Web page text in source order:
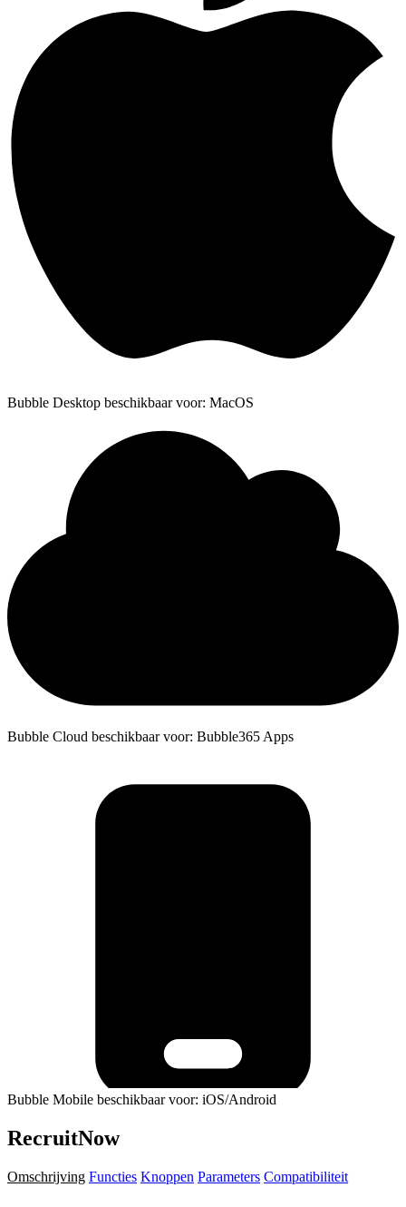
Bubble Desktop beschikbaar voor: MacOS
Bubble Cloud beschikbaar voor: Bubble365 Apps
Bubble Mobile beschikbaar voor: iOS/Android
RecruitNow
Omschrijving Functies Knoppen Parameters Compatibiliteit